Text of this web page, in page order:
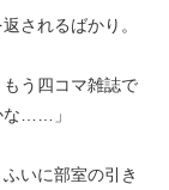
されるばかり。
もう四コマ雑誌で
な……」
いに部室の引き